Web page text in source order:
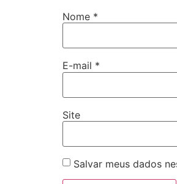
Nome *
E-mail *
Site
Salvar meus dados